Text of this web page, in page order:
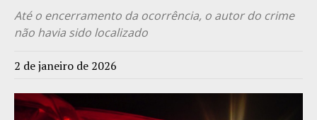
Até o encerramento da ocorrência, o autor do crime
não havia sido localizado
2 de janeiro de 2026